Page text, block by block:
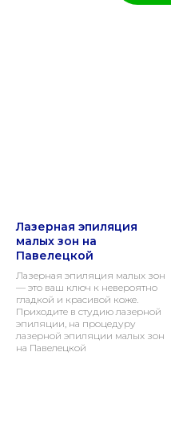
Лазерная эпиляция
малых зон на
Павелецкой
Лазерная эпиляция малых зон
— это ваш ключ к невероятно
гладкой и красивой коже.
Приходите в студию лазерной
эпиляции, на процедуру
лазерной эпиляции малых зон
на Павелецкой